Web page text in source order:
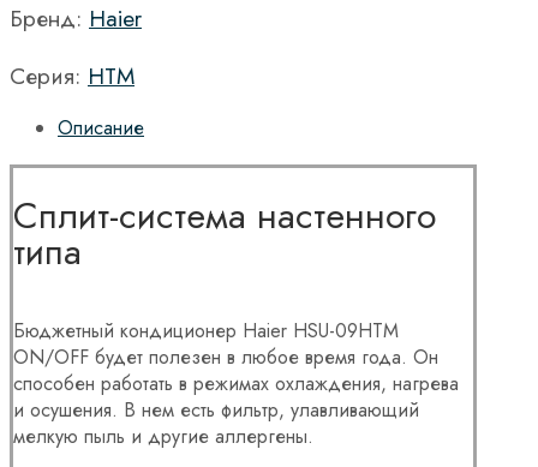
Бренд: Haier
Серия: HTM
Описание
Сплит-система настенного
типа
Бюджетный кондиционер Haier HSU-09HTM
ON/OFF будет полезен в любое время года. Он
способен работать в режимах охлаждения, нагрева
и осушения. В нем есть фильтр, улавливающий
мелкую пыль и другие аллергены.